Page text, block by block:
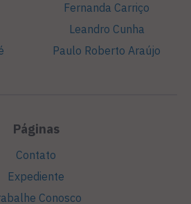
Fernanda Carriço
Leandro Cunha
Paulo Roberto Araújo
Páginas
Contato
Expediente
Conosco